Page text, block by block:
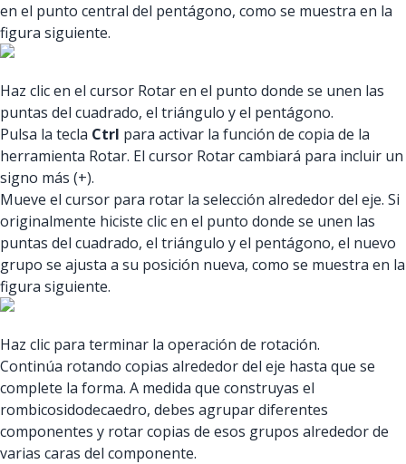
en el punto central del pentágono, como se muestra en la
figura siguiente.
Haz clic en el cursor Rotar en el punto donde se unen las
puntas del cuadrado, el triángulo y el pentágono.
Pulsa la tecla Ctrl para activar la función de copia de la
herramienta Rotar. El cursor Rotar cambiará para incluir un
signo más (+).
Mueve el cursor para rotar la selección alrededor del eje. Si
originalmente hiciste clic en el punto donde se unen las
puntas del cuadrado, el triángulo y el pentágono, el nuevo
grupo se ajusta a su posición nueva, como se muestra en la
figura siguiente.
Haz clic para terminar la operación de rotación.
Continúa rotando copias alrededor del eje hasta que se
complete la forma. A medida que construyas el
rombicosidodecaedro, debes agrupar diferentes
componentes y rotar copias de esos grupos alrededor de
varias caras del componente.